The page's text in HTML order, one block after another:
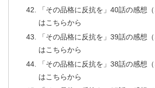
「その品格に反抗を」40話の感想（
はこちらから
「その品格に反抗を」39話の感想（
はこちらから
「その品格に反抗を」38話の感想（
はこちらから